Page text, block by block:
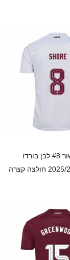
ילדים איילי שור #8 לבן בורדו